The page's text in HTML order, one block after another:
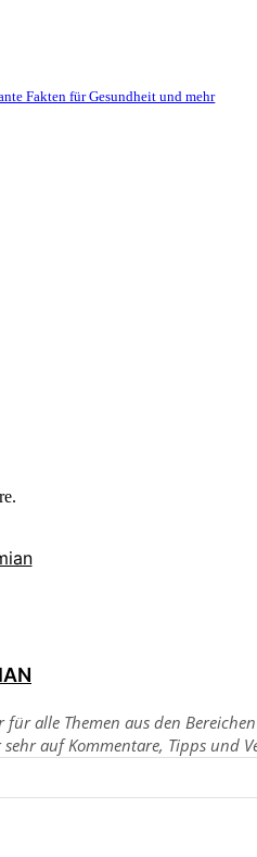
Fakten für Gesundheit und mehr
alle Themen aus den
auf Kommentare, Tipps und